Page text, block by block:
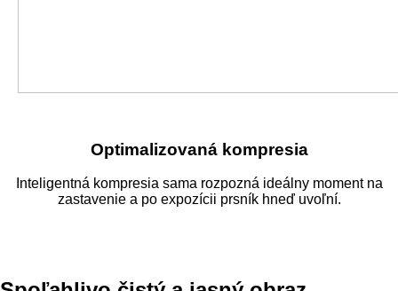
Optimalizovaná kompresia
Inteligentná kompresia sama rozpozná ideálny moment na
zastavenie a po expozícii prsník hneď uvoľní.